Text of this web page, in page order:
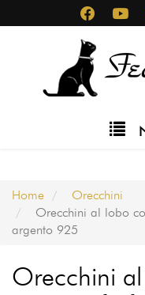
al
Home
Orecchini
Orecchini al lobo
argento 925
Orecchini